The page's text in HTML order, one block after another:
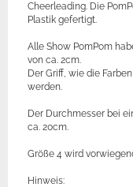
Cheerleading. Die
Plastik gefertigt.
Alle Show PomPom
von ca. 2cm.
Der Griff, wie die
werden.
Der Durchmesser bei
ca. 20cm.
Größe 4 wird
Hinweis: